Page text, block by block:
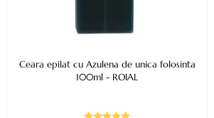
Ceara epilat cu Azulena de unica folosinta
100ml - ROIAL